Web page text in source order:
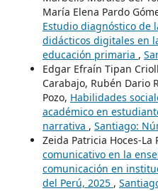
María Elena Pardo
Estudio diagnóstico de
didácticos digitales en
educación primaria ,
Edgar Efraín Tipan
Carabajo, Rubén Dario
Pozo, Habilidades
académico en
narrativa , Santiago:
Zeida Patricia Hoces-La
comunicativo en la
comunicación en
del Perú, 2025 ,